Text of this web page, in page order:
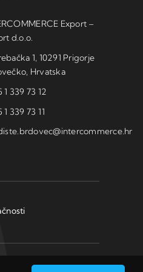
Export –
d.o.o.
1, 10291 Prigorje
Hrvatska
1 339 73 12
1 339 73 11